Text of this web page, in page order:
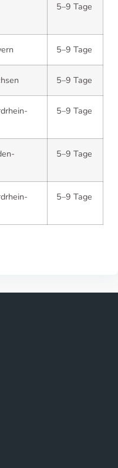
5–9 Tage
5–9 Tage
5–9 Tage
5–9 Tage
5–9 Tage
5–9 Tage